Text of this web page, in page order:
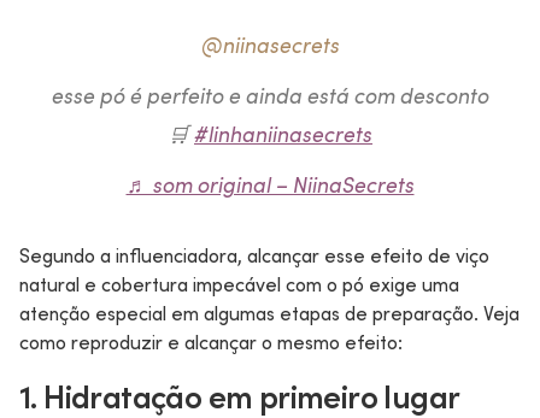
@niinasecrets
esse pó é perfeito e ainda está com desconto
🛒#linhaniinasecrets
♬ som original – NiinaSecrets
Segundo a influenciadora, alcançar esse efeito de viço
natural e cobertura impecável com o pó exige uma
atenção especial em algumas etapas de preparação. Veja
como reproduzir e alcançar o mesmo efeito:
1. Hidratação em primeiro lugar